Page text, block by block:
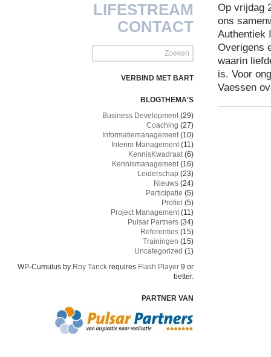
LIFESTREAM
CONTACT
VERBIND MET BART
BLOGTHEMA'S
Business Development(29)
Coaching (27)
Informatiemanagement(10)
Interim Management(11)
KennisKwadraat(6)
Kennismanagement(16)
Leiderschap (23)
Nieuws (24)
Participatie (5)
Profiel (5)
Project Management(11)
Pulsar Partners (34)
Referenties (15)
Trainingen (15)
Uncategorized (1)
WP-Cumulus by Roy Tanck requires Flash Player 9 or
better.
PARTNER VAN
Op vrijdag
ons
Authentiek
Overigens
waarin
is. Voor
Vaessen